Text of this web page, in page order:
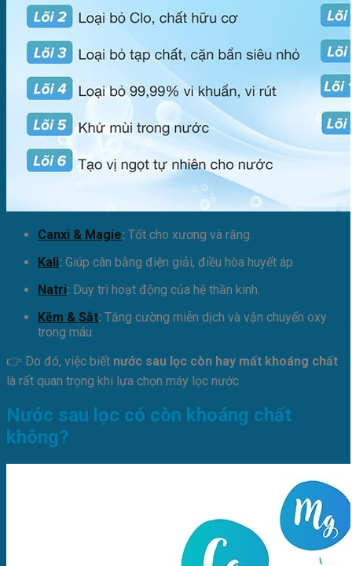
Canxi & Magie: Tốt cho xương và răng.
Kali: Giúp cân bằng điện giải, điều hòa huyết áp.
Natri: Duy trì hoạt động của hệ thần kinh.
Kẽm & Sắt: Tăng cường miễn dịch và vận chuyển oxy
trong máu.
👉 Do đó, việc biết nước sau lọc còn hay mất khoáng chất
là rất quan trọng khi lựa chọn máy lọc nước.
Nước sau lọc có còn khoáng chất
không?